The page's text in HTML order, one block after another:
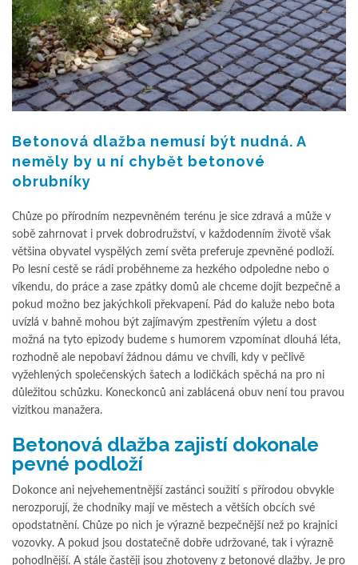
Betonová dlažba nemusí být nudná. A
neměly by u ní chybět betonové
obrubníky
Chůze po přírodním nezpevněném terénu je sice zdravá a může v
sobě zahrnovat i prvek dobrodružství, v každodenním životě však
většina obyvatel vyspělých zemí světa preferuje zpevněné podloží.
Po lesní cestě se rádi proběhneme za hezkého odpoledne nebo o
víkendu, do práce a zase zpátky domů ale chceme dojít bezpečně a
pokud možno bez jakýchkoli překvapení. Pád do kaluže nebo bota
uvízlá v bahně mohou být zajímavým zpestřením výletu a dost
možná na tyto epizody budeme s humorem vzpomínat dlouhá léta,
rozhodně ale nepobaví žádnou dámu ve chvíli, kdy v pečlivě
vyžehlených společenských šatech a lodičkách spěchá na pro ni
důležitou schůzku. Koneckonců ani zablácená obuv není tou pravou
vizitkou manažera.
Betonová dlažba zajistí dokonale
pevné podloží
Dokonce ani nejvehementnější zastánci soužití s přírodou obvykle
nerozporují, že chodníky mají ve městech a větších obcích své
opodstatnění. Chůze po nich je výrazně bezpečnější než po krajnici
vozovky. A pokud jsou dostatečně dobře udržované, tak i výrazně
pohodlnější. A stále častěji jsou zhotoveny z betonové dlažby. Je pro